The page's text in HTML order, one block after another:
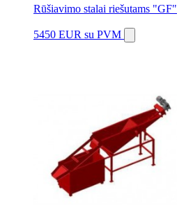
Rūšiavimo stalai riešutams "GF"
5450 EUR su PVM